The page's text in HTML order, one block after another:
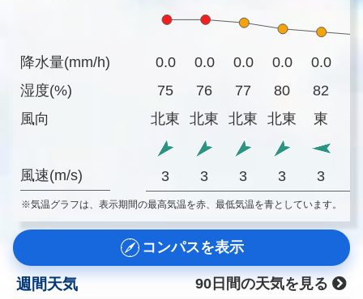
降水量(mm/h)
湿度(%)
風向
風速(m/s)
0.0 0.0 0.0 0.0 0.0
75
76 77 80 82
北東
北東 北東 北東 東
3 3 3 3 3
※気温グラフは、表示期間の最高気温を赤、最低気温を青としています。
コンパスを表示
週間天気
90日間の天気を見る